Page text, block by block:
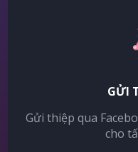
GỬI
Gửi thiệp qua
cho